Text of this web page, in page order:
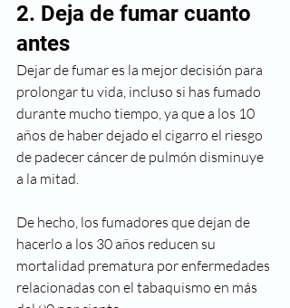
2. Deja de fumar cuanto
antes
Dejar de fumar es la mejor decisión para
prolongar tu vida, incluso si has fumado
durante mucho tiempo, ya que a los 10
años de haber dejado el cigarro el riesgo
de padecer cáncer de pulmón disminuye
a la mitad.
De hecho, los fumadores que dejan de
hacerlo a los 30 años reducen su
mortalidad prematura por enfermedades
relacionadas con el tabaquismo en más